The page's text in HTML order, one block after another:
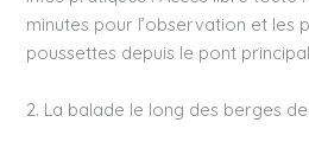
minutes pour l’observation et les
poussettes depuis le pont
2. La balade le long des berges